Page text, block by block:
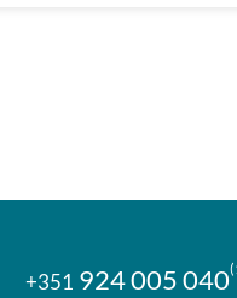
+351 924 005 040